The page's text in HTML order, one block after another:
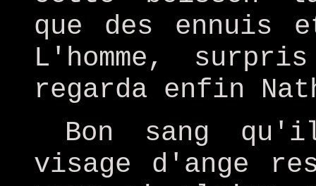
que des ennuis
L'homme,
regarda enfin
Bon sang
visage d'ange